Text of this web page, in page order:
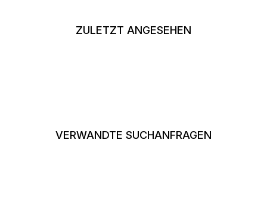
ZULETZT ANGESEHEN
VERWANDTE SUCHANFRAGEN